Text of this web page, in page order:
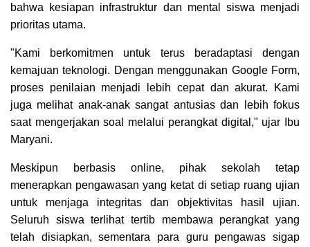
bahwa kesiapan infrastruktur dan mental siswa menjadi
prioritas utama.
"Kami berkomitmen untuk terus beradaptasi dengan
kemajuan teknologi. Dengan menggunakan Google Form,
proses penilaian menjadi lebih cepat dan akurat. Kami
juga melihat anak-anak sangat antusias dan lebih fokus
saat mengerjakan soal melalui perangkat digital," ujar Ibu
Maryani.
Meskipun berbasis online, pihak sekolah tetap
menerapkan pengawasan yang ketat di setiap ruang ujian
untuk menjaga integritas dan objektivitas hasil ujian.
Seluruh siswa terlihat tertib membawa perangkat yang
telah disiapkan, sementara para guru pengawas sigap